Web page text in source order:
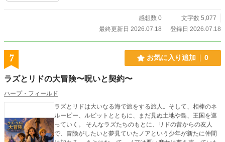
感想数 0
文字数 5,077
最終更新日 2026.07.18
登録日 2026.07.18
7 お気に入り追加 0
ラズとリドの大冒険〜呪いと契約〜
ハープ・フィールド
ラズとリドは大いなる海で旅をする旅人。そして、相棒のネ
ルーピー、ルビットとともに、まだ見ぬ土地や島、王国を巡
っていく。 そんなラズたちのもとに、リドの昔からの友人
で、冒険がしたいと夢見ていたノアという少年が新たに仲間